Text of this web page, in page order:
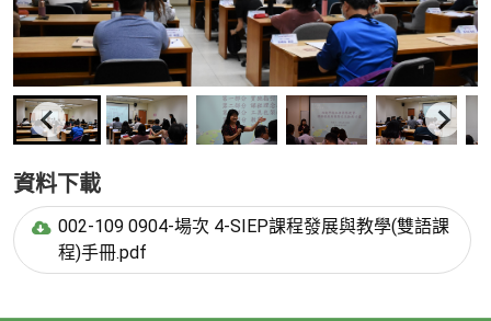
資料下載
002-109 0904-場次 4-SIEP課程發展與教學(雙語課
程)手冊.pdf